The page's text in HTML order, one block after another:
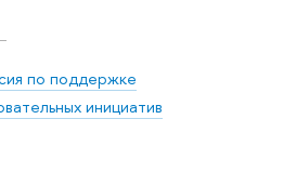
по поддержке
инициатив